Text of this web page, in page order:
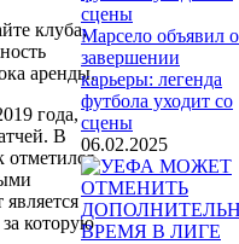
клуба,
аренды.
года,
В
отметился
которую
Марсело объявил о
завершении
карьеры: легенда
футбола уходит со
сцены
06.02.2025